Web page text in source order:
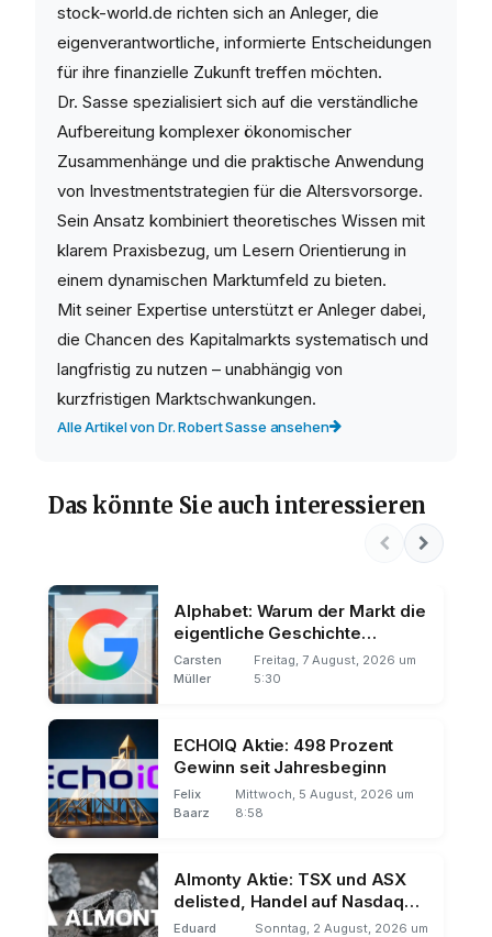
stock-world.de richten sich an Anleger, die
eigenverantwortliche, informierte Entscheidungen
für ihre finanzielle Zukunft treffen möchten.
Dr. Sasse spezialisiert sich auf die verständliche
Aufbereitung komplexer ökonomischer
Zusammenhänge und die praktische Anwendung
von Investmentstrategien für die Altersvorsorge.
Sein Ansatz kombiniert theoretisches Wissen mit
klarem Praxisbezug, um Lesern Orientierung in
einem dynamischen Marktumfeld zu bieten.
Mit seiner Expertise unterstützt er Anleger dabei,
die Chancen des Kapitalmarkts systematisch und
langfristig zu nutzen – unabhängig von
kurzfristigen Marktschwankungen.
Alle Artikel von Dr. Robert Sasse ansehen
Das könnte Sie auch interessieren
Alphabet: Warum der Markt die
eigentliche Geschichte
übersieht
Carsten
Müller
Freitag, 7 August, 2026 um
5:30
ECHOIQ Aktie: 498 Prozent
Gewinn seit Jahresbeginn
Felix
Baarz
Mittwoch, 5 August, 2026 um
8:58
Almonty Aktie: TSX und ASX
delisted, Handel auf Nasdaq
und Frankfurt
Eduard
Sonntag, 2 August, 2026 um